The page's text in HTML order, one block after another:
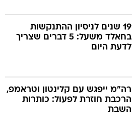
19 שנים לניסיון ההתנקשות
בחאלד משעל: 5 דברים שצריך
לדעת היום
רה"מ ייפגש עם קלינטון וטראמפ,
הרכבת חוזרת לפעול: כותרות
השבת